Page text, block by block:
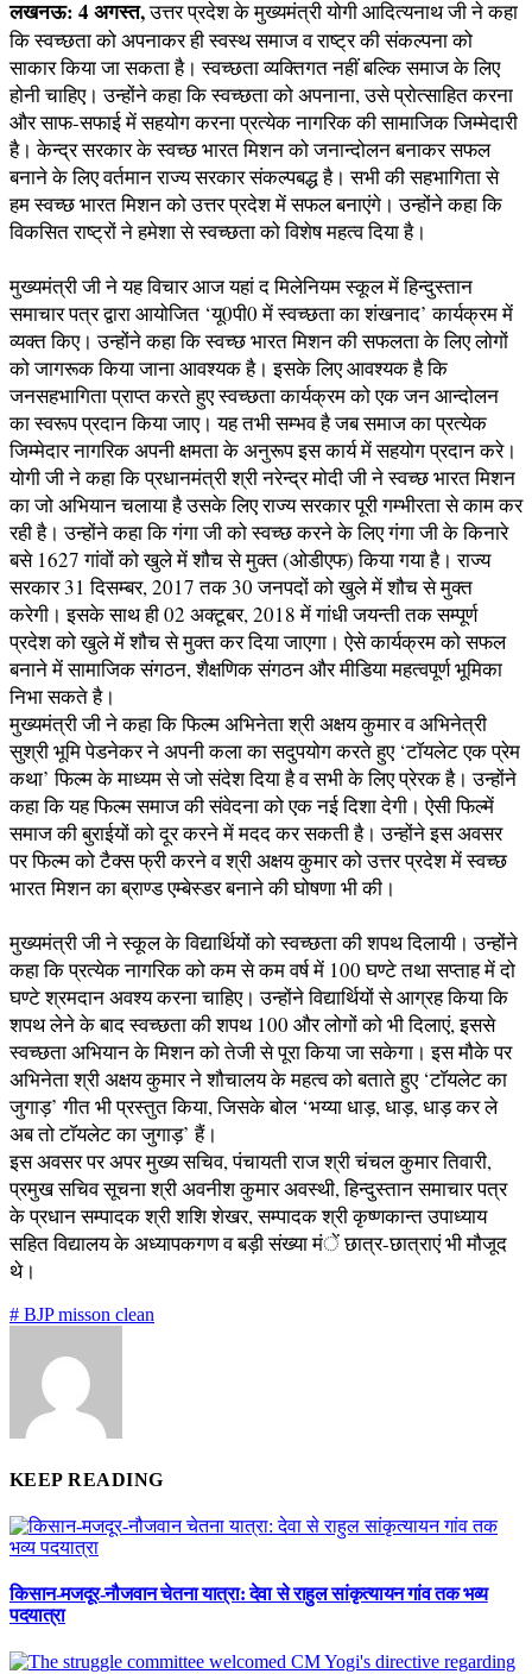
लखनऊ: 4 अगस्त,उत्तर प्रदेश के मुख्यमंत्री योगी आदित्यनाथ जी ने कहा
कि स्वच्छता को अपनाकर ही स्वस्थ समाज व राष्ट्र की संकल्पना को
साकार किया जा सकता है। स्वच्छता व्यक्तिगत नहीं बल्कि समाज के लिए
होनी चाहिए। उन्होंने कहा कि स्वच्छता को अपनाना, उसे प्रोत्साहित करना
और साफ-सफाई में सहयोग करना प्रत्येक नागरिक की सामाजिक जिम्मेदारी
है। केन्द्र सरकार के स्वच्छ भारत मिशन को जनान्दोलन बनाकर सफल
बनाने के लिए वर्तमान राज्य सरकार संकल्पबद्ध है। सभी की सहभागिता से
हम स्वच्छ भारत मिशन को उत्तर प्रदेश में सफल बनाएंगे। उन्होंने कहा कि
विकसित राष्ट्रों ने हमेशा से स्वच्छता को विशेष महत्व दिया है।
मुख्यमंत्री जी ने यह विचार आज यहां द मिलेनियम स्कूल में हिन्दुस्तान
समाचार पत्र द्वारा आयोजित ‘यू0पी0 में स्वच्छता का शंखनाद’ कार्यक्रम में
व्यक्त किए। उन्होंने कहा कि स्वच्छ भारत मिशन की सफलता के लिए लोगों
को जागरूक किया जाना आवश्यक है। इसके लिए आवश्यक है कि
जनसहभागिता प्राप्त करते हुए स्वच्छता कार्यक्रम को एक जन आन्दोलन
का स्वरूप प्रदान किया जाए। यह तभी सम्भव है जब समाज का प्रत्येक
जिम्मेदार नागरिक अपनी क्षमता के अनुरूप इस कार्य में सहयोग प्रदान करे।
योगी जी ने कहा कि प्रधानमंत्री श्री नरेन्द्र मोदी जी ने स्वच्छ भारत मिशन
का जो अभियान चलाया है उसके लिए राज्य सरकार पूरी गम्भीरता से काम कर
रही है। उन्होंने कहा कि गंगा जी को स्वच्छ करने के लिए गंगा जी के किनारे
बसे 1627 गांवों को खुले में शौच से मुक्त (ओडीएफ) किया गया है। राज्य
सरकार 31 दिसम्बर, 2017 तक 30 जनपदों को खुले में शौच से मुक्त
करेगी। इसके साथ ही 02 अक्टूबर, 2018 में गांधी जयन्ती तक सम्पूर्ण
प्रदेश को खुले में शौच से मुक्त कर दिया जाएगा। ऐसे कार्यक्रम को सफल
बनाने में सामाजिक संगठन, शैक्षणिक संगठन और मीडिया महत्वपूर्ण भूमिका
निभा सकते है।
मुख्यमंत्री जी ने कहा कि फिल्म अभिनेता श्री अक्षय कुमार व अभिनेत्री
सुश्री भूमि पेडनेकर ने अपनी कला का सदुपयोग करते हुए ‘टाॅयलेट एक प्रेम
कथा’ फिल्म के माध्यम से जो संदेश दिया है व सभी के लिए प्रेरक है। उन्होंने
कहा कि यह फिल्म समाज की संवेदना को एक नई दिशा देगी। ऐसी फिल्में
समाज की बुराईयों को दूर करने में मदद कर सकती है। उन्होंने इस अवसर
पर फिल्म को टैक्स फ्री करने व श्री अक्षय कुमार को उत्तर प्रदेश में स्वच्छ
भारत मिशन का ब्राण्ड एम्बेस्डर बनाने की घोषणा भी की।
मुख्यमंत्री जी ने स्कूल के विद्यार्थियों को स्वच्छता की शपथ दिलायी। उन्होंने
कहा कि प्रत्येक नागरिक को कम से कम वर्ष में 100 घण्टे तथा सप्ताह में दो
घण्टे श्रमदान अवश्य करना चाहिए। उन्होंने विद्यार्थियों से आग्रह किया कि
शपथ लेने के बाद स्वच्छता की शपथ 100 और लोगों को भी दिलाएं, इससे
स्वच्छता अभियान के मिशन को तेजी से पूरा किया जा सकेगा। इस मौके पर
अभिनेता श्री अक्षय कुमार ने शौचालय के महत्व को बताते हुए ‘टाॅयलेट का
जुगाड़’ गीत भी प्रस्तुत किया, जिसके बोल ‘भय्या धाड़, धाड़, धाड़ कर ले
अब तो टाॅयलेट का जुगाड़’ हैं।
इस अवसर पर अपर मुख्य सचिव, पंचायती राज श्री चंचल कुमार तिवारी,
प्रमुख सचिव सूचना श्री अवनीश कुमार अवस्थी, हिन्दुस्तान समाचार पत्र
के प्रधान सम्पादक श्री शशि शेखर, सम्पादक श्री कृष्णकान्त उपाध्याय
सहित विद्यालय के अध्यापकगण व बड़ी संख्या मंें छात्र-छात्राएं भी मौजूद
थे।
# BJP misson clean
KEEP READING
किसान-मजदूर-नौजवान चेतना यात्रा: देवा से राहुल सांकृत्यायन गांव तक भव्य
पदयात्रा